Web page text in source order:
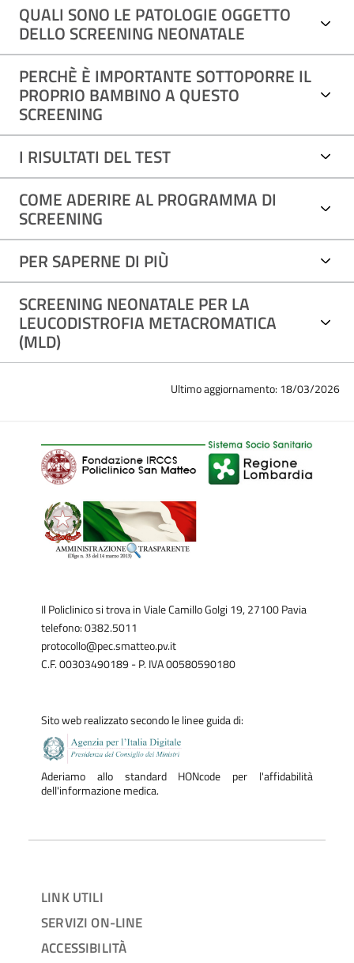
patologie rare.
QUALI SONO LE PATOLOGIE OGGETTO
DELLO SCREENING NEONATALE
PERCHÈ È IMPORTANTE SOTTOPORRE IL
PROPRIO BAMBINO A QUESTO
SCREENING
I RISULTATI DEL TEST
COME ADERIRE AL PROGRAMMA DI
SCREENING
PER SAPERNE DI PIÙ
SCREENING NEONATALE PER LA
LEUCODISTROFIA METACROMATICA
(MLD)
Ultimo aggiornamento: 18/03/2026
Il Policlinico si trova in Viale Camillo Golgi 19, 27100 Pavia
telefono: 0382.5011
protocollo@pec.smatteo.pv.it
C.F. 00303490189 - P. IVA 00580590180
Sito web realizzato secondo le linee guida di:
Aderiamo allo standard HONcode per l'affidabilità
dell'informazione medica.
LINK UTILI
SERVIZI ON-LINE
ACCESSIBILITÀ